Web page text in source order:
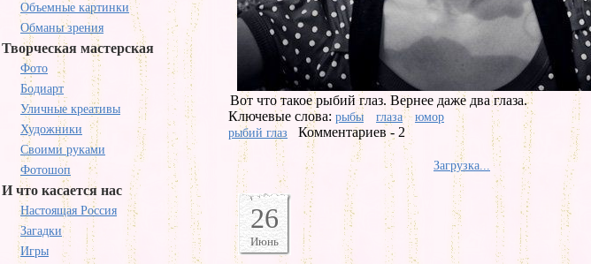
Объемные картинки
Обманы зрения
Творческая мастерская
Фото
Бодиарт
Уличные креативы
Художники
Своими руками
Фотошоп
И что касается нас
Настоящая Россия
Загадки
Игры
Вот что такое рыбий глаз. Вернее даже два глаза.
Ключевые слова: рыбы глаза
юмор
рыбий глаз
Комментариев - 2
Загрузка...
26
Июнь